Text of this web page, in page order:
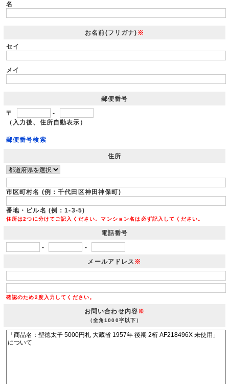
名
お名前(フリガナ) ※
セイ
メイ
郵便番号
〒
-
（入力後、住所自動表示）
郵便番号検索
住所
市区町村名 (例：千代田区神田神保町)
番地・ビル名 (例：1-3-5)
住所は2つに分けてご記入ください。マンション名は必ず記入してください。
電話番号
- -
メールアドレス ※
確認のため2度入力してください。
お問い合わせ内容※
（全角1000字以下）